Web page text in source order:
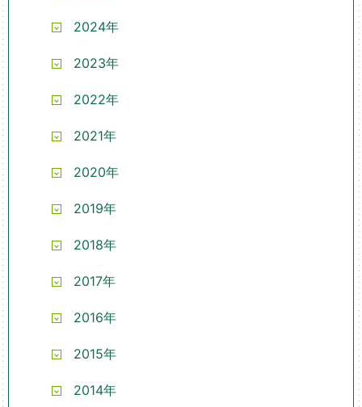
2024年
2023年
2022年
2021年
2020年
2019年
2018年
2017年
2016年
2015年
2014年